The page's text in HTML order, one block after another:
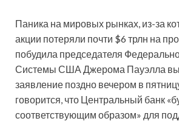
Паника на мировых рынках, из-за
акции потеряли почти $6 трлн на
побудила председателя
Системы США Джерома Пауэлла
заявление поздно вечером в
говорится, что Центральный банк
соответствующим образом» для